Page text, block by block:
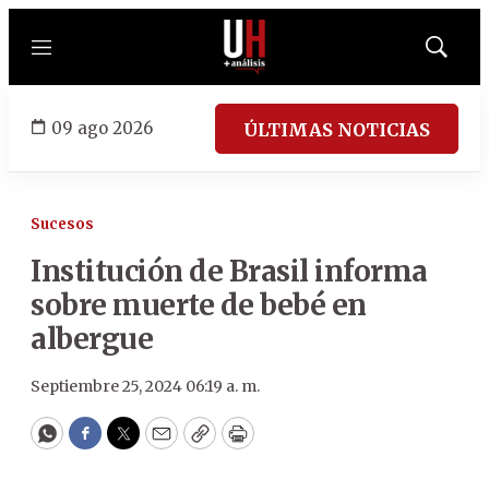
Menú
Mostrar
09 ago 2026 ÚLTIMAS NOTICIAS
Sucesos
Institución de Brasil informa
sobre muerte de bebé en
albergue
Septiembre 25, 2024 06:19 a. m.
WhatsApp
Facebook
Twitter
EmailCopyPrint